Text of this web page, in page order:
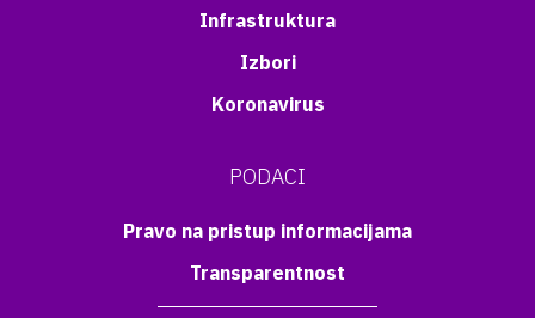
Infrastruktura
Izbori
Koronavirus
PODACI
Pravo na pristup informacijama
Transparentnost